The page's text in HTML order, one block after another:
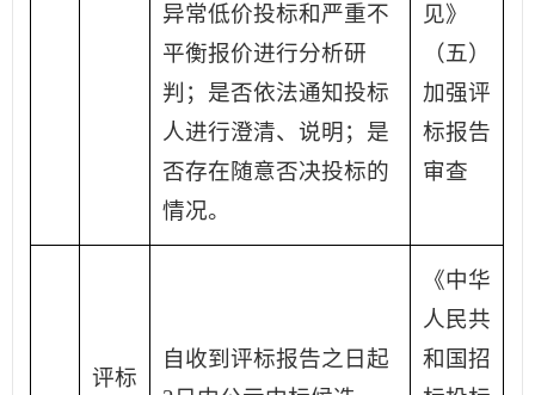
异常低价投标和严重不
平衡报价进行分析研
判；是否依法通知投标
人进行澄清、说明；是
否存在随意否决投标的
情况。
见》
（五）
加强评
标报告
审查
评标
自收到评标报告之日起
《中华
人民共
和国招